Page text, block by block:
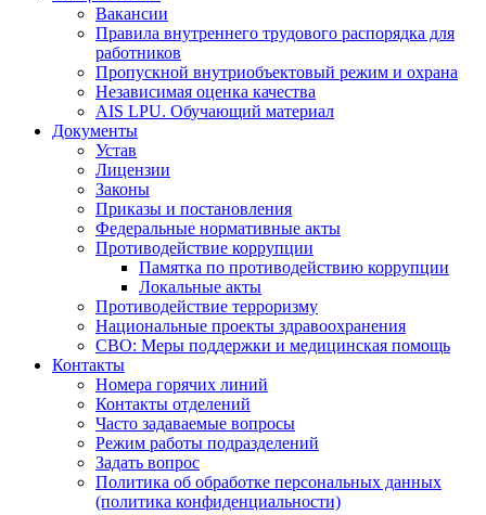
Вакансии
Правила внутреннего трудового распорядка для
работников
Пропускной внутриобъектовый режим и охрана
Независимая оценка качества
AIS LPU. Обучающий материал
Документы
Устав
Лицензии
Законы
Приказы и постановления
Федеральные нормативные акты
Противодействие коррупции
Памятка по противодействию коррупции
Локальные акты
Противодействие терроризму
Национальные проекты здравоохранения
СВО: Меры поддержки и медицинская помощь
Контакты
Номера горячих линий
Контакты отделений
Часто задаваемые вопросы
Режим работы подразделений
Задать вопрос
Политика об обработке персональных данных
(политика конфиденциальности)